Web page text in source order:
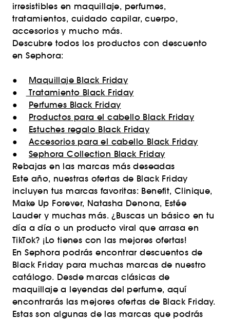
irresistibles en maquillaje, perfumes,
tratamientos, cuidado capilar, cuerpo,
accesorios y mucho más.
Descubre todos los productos con descuento
en Sephora:
● Maquillaje Black Friday
●
Tratamiento Black Friday
● Perfumes Black Friday
● Productos para el cabello Black Friday
● Estuches regalo Black Friday
● Accesorios para el cabello Black Friday
● Sephora Collection Black Friday
Rebajas en las marcas más deseadas
Este año, nuestras ofertas de Black Friday
incluyen tus marcas favoritas: Benefit, Clinique,
Make Up Forever, Natasha Denona, Estée
Lauder y muchas más. ¿Buscas un básico en tu
día a día o un producto viral que arrasa en
TikTok? ¡Lo tienes con las mejores ofertas!
En Sephora podrás encontrar descuentos de
Black Friday para muchas marcas de nuestro
catálogo. Desde marcas clásicas de
maquillaje a leyendas del perfume, aquí
encontrarás las mejores ofertas de Black Friday.
Estas son algunas de las marcas que podrás